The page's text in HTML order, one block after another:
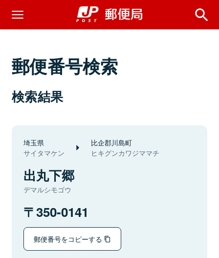
郵便番号検索
検索結果
埼玉県
サイタマケン
比企郡川島町
ヒキグンカワジママチ
出丸下郷
デマルシモゴウ
350-0141
郵便番号をコピーする